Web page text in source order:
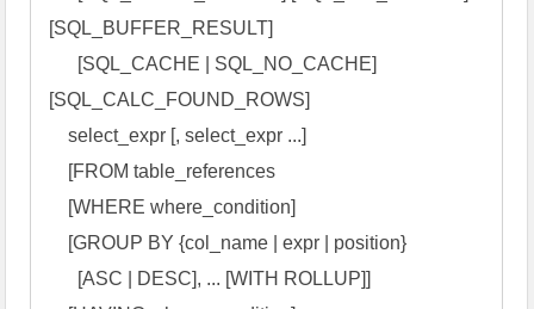
[SQL_BUFFER_RESULT]
[SQL_CALC_FOUND_ROWS]
    select_expr [, select_expr ...]